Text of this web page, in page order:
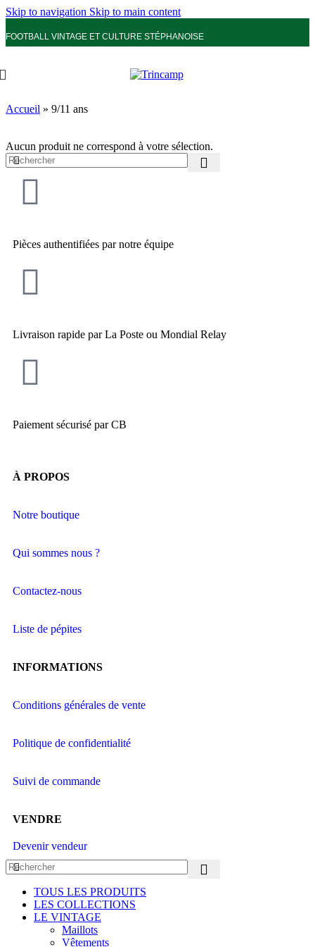
Skip to navigation Skip to main content
FOOTBALL VINTAGE ET CULTURE STÉPHANOISE
Accueil » 9/11 ans
Aucun produit ne correspond à votre sélection.
Pièces authentifiées par notre équipe
Livraison rapide par La Poste ou Mondial Relay
Paiement sécurisé par CB
À PROPOS
Notre boutique
Qui sommes nous ?
Contactez-nous
Liste de pépites
INFORMATIONS
Conditions générales de vente
Politique de confidentialité
Suivi de commande
VENDRE
Devenir vendeur
TOUS LES PRODUITS
LES COLLECTIONS
LE VINTAGE
Maillots
Vêtements